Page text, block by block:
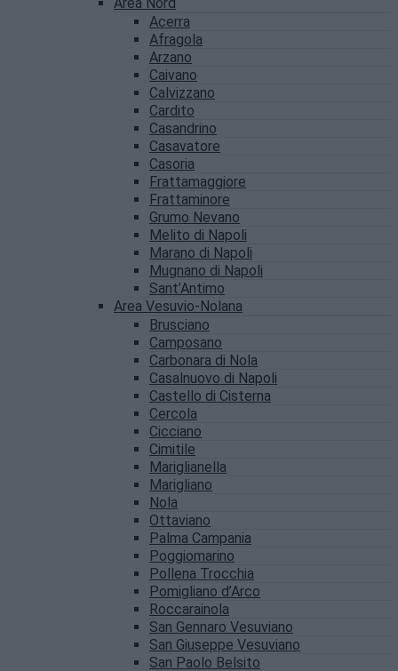
Acerra
Afragola
Arzano
Caivano
Calvizzano
Cardito
Casandrino
Casavatore
Casoria
Frattamaggiore
Frattaminore
Grumo Nevano
Melito di Napoli
Marano di Napoli
Mugnano di Napoli
Sant’Antimo
Area Vesuvio-Nolana
Brusciano
Camposano
Carbonara di Nola
Casalnuovo di Napoli
Castello di Cisterna
Cercola
Cicciano
Cimitile
Mariglianella
Marigliano
Nola
Ottaviano
Palma Campania
Poggiomarino
Pollena Trocchia
Pomigliano d’Arco
Roccarainola
San Gennaro Vesuviano
San Giuseppe Vesuviano
San Paolo Belsito